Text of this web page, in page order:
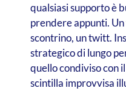
qualsiasi supporto è
prendere appunti.
scontrino, un twitt.
strategico di lungo
quello condiviso con
scintilla improvvisa